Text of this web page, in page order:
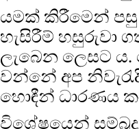
යමක් කිරීමෙන් පසු
හැසිරීම් හසුරුවා
ලැබෙන ලෙසට
වන්නේ අප
හොඳීන් ධාරණය
විශේෂයෙන්